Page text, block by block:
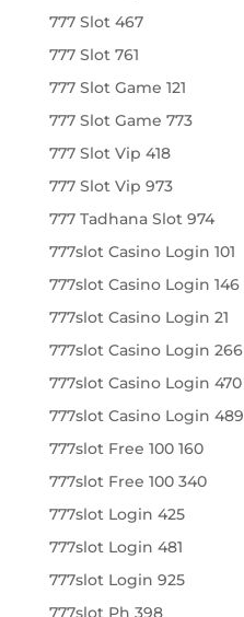
777 Slot 467
777 Slot 761
777 Slot Game 121
777 Slot Game 773
777 Slot Vip 418
777 Slot Vip 973
777 Tadhana Slot 974
777slot Casino Login 101
777slot Casino Login 146
777slot Casino Login 21
777slot Casino Login 266
777slot Casino Login 470
777slot Casino Login 489
777slot Free 100 160
777slot Free 100 340
777slot Login 425
777slot Login 481
777slot Login 925
777slot Ph 398